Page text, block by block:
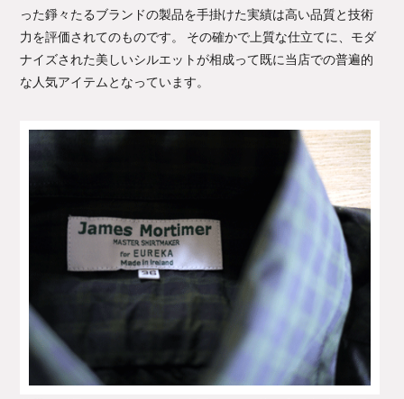
った錚々たるブランドの製品を手掛けた実績は高い品質と技術
力を評価されてのものです。 その確かで上質な仕立てに、モダ
ナイズされた美しいシルエットが相成って既に当店での普遍的
な人気アイテムとなっています。